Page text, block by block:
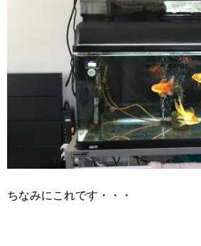
ちなみにこれです・・・